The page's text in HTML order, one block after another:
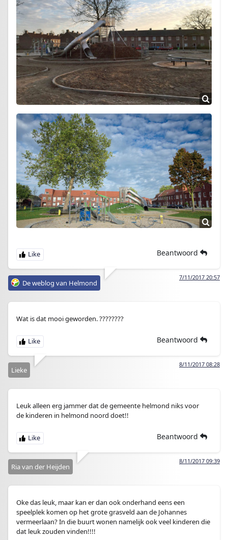
Beantwoord
7/11/2017 20:57
De weblog van Helmond
Wat is dat mooi geworden. ????????
Beantwoord
8/11/2017 08:28
Lieke
Leuk alleen erg jammer dat de gemeente helmond niks voor
de kinderen in helmond noord doet!!
Beantwoord
8/11/2017 09:39
Ria van der Heijden
Oke das leuk, maar kan er dan ook onderhand eens een
speelplek komen op het grote grasveld aan de Johannes
vermeerlaan? In die buurt wonen namelijk ook veel kinderen die
dat leuk zouden vinden!!!!